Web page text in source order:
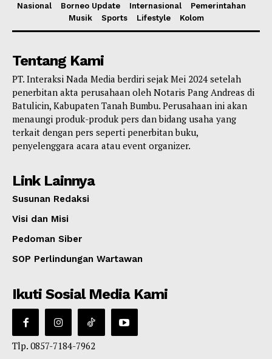
Nasional Borneo Update Internasional
Pemerintahan
Musik
Sports Lifestyle Kolom
Tentang Kami
PT. Interaksi Nada Media berdiri sejak Mei 2024 setelah
penerbitan akta perusahaan oleh Notaris Pang Andreas di
Batulicin, Kabupaten Tanah Bumbu. Perusahaan ini akan
menaungi produk-produk pers dan bidang usaha yang
terkait dengan pers seperti penerbitan buku,
penyelenggara acara atau event organizer.
Link Lainnya
Susunan Redaksi
Visi dan Misi
Pedoman Siber
SOP Perlindungan Wartawan
Ikuti Sosial Media Kami
Tlp. 0857-7184-7962